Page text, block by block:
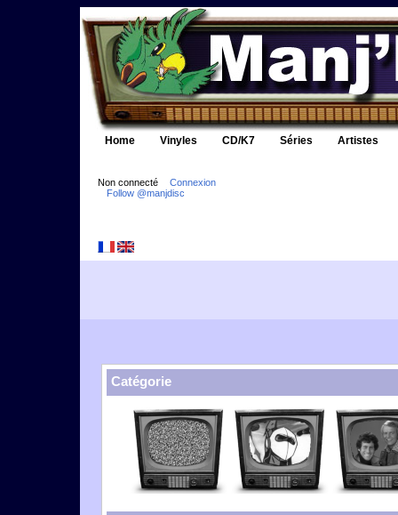
Home Vinyles CD/K7 Séries Artistes
Non connecté
Connexion
Follow @manjdisc
Catégorie